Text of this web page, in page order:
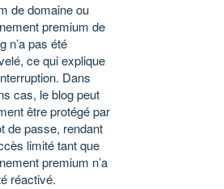
de domaine ou
premium de
n’a pas été
ce qui explique
Dans
cas, le blog peut
être protégé par
de passe, rendant
limité tant que
premium n’a
réactivé.